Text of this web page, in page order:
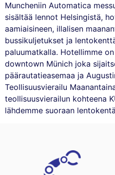
Muncheniin Automatica
sisältää lennot Helsingistä,
aamiaisineen, illalisen
bussikuljetukset ja
paluumatkalla. Hotellimme
downtown Münich joka
päärautatieasemaa ja
Teollisuusvierailu
teollisuusvierailun kohteena
lähdemme suoraan